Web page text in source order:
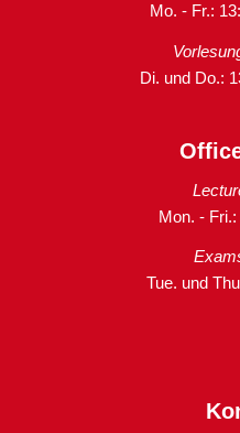
Mo. - Fr.:
Di. und Do.:
Mon. -
Tue. und